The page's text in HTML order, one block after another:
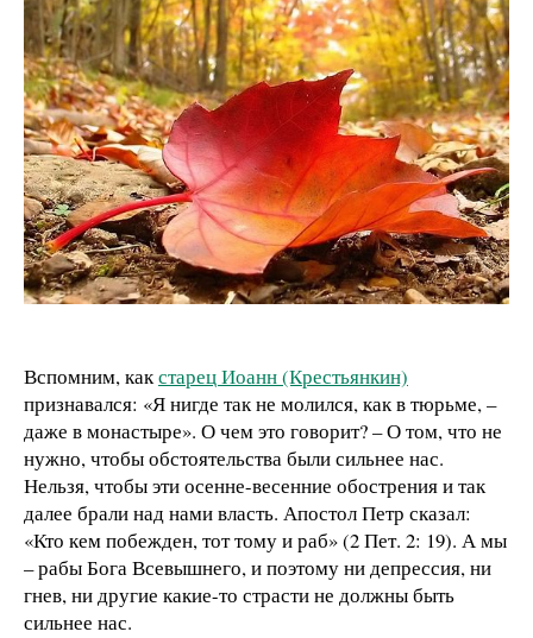
Вспомним, какстарец Иоанн (Крестьянкин)
признавался: «Я нигде так не молился, как в тюрьме, –
даже в монастыре». О чем это говорит? – О том, что не
нужно, чтобы обстоятельства были сильнее нас.
Нельзя, чтобы эти осенне-весенние обострения и так
далее брали над нами власть. Апостол Петр сказал:
«Кто кем побежден, тот тому и раб» (2 Пет. 2: 19). А мы
– рабы Бога Всевышнего, и поэтому ни депрессия, ни
гнев, ни другие какие-то страсти не должны быть
сильнее нас.